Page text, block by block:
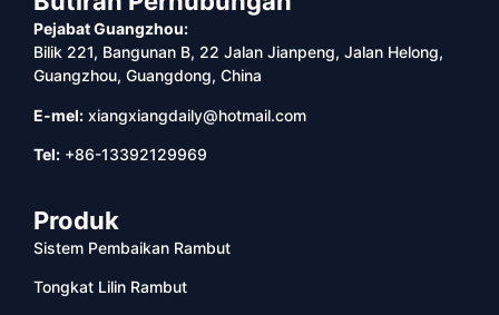
Pejabat Guangzhou:
Bilik 221, Bangunan B, 22 Jalan Jianpeng, Jalan Helong,
Guangzhou, Guangdong, China
E-mel: xiangxiangdaily@hotmail.com
Tel: +86-13392129969
Produk
Sistem Pembaikan Rambut
Tongkat Lilin Rambut